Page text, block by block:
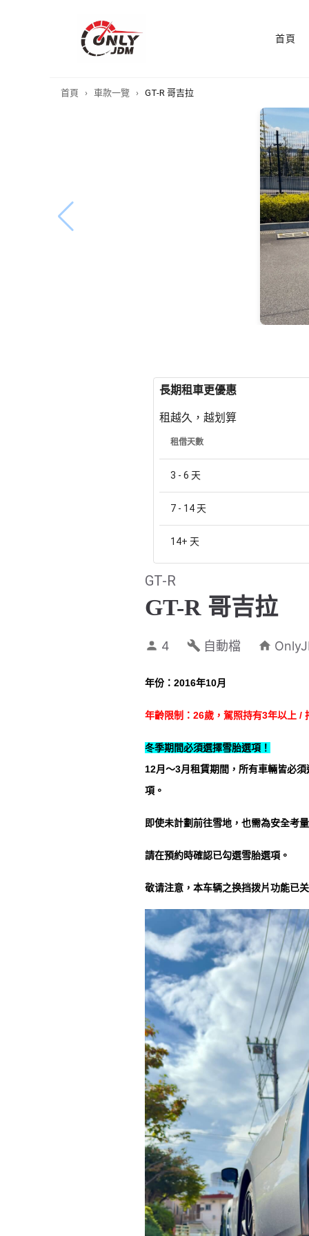
首頁
首頁 › 車款一覽 › GT-R 哥吉拉
長期租車更優惠
租越久，越划算
租借天數
3 - 6 天
7 - 14 天
14+ 天
GT-R
GT-R 哥吉拉
4 自動檔
年份：2016年10月
年齡限制：26歲，駕照持有3年以上 /
冬季期間必須選擇雪胎選項！
12月～3月租賃期間， 所有車輛皆必
項。
即使未計劃前往雪地，也需為安全考
請在預約時確認已勾選雪胎選項。
敬请注意，本车辆之换挡拨片功能已